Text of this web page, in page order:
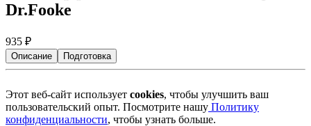
Dr.Fooke
935 ₽
Описание Подготовка
Этот веб-сайт использует cookies, чтобы улучшить ваш
пользовательский опыт. Посмотрите нашу Политику
конфиденциальности, чтобы узнать больше.